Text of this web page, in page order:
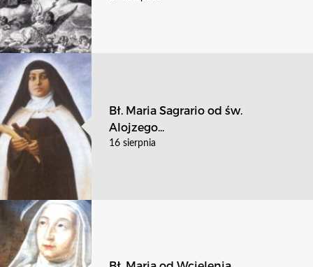
Bł. Maria Sagrario od św.
Alojzego...
16 sierpnia